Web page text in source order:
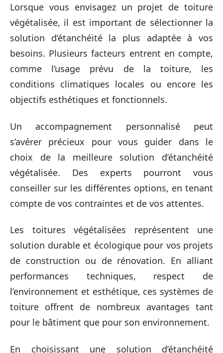
Lorsque vous envisagez un projet de toiture
végétalisée, il est important de sélectionner la
solution d’étanchéité la plus adaptée à vos
besoins. Plusieurs facteurs entrent en compte,
comme l’usage prévu de la toiture, les
conditions climatiques locales ou encore les
objectifs esthétiques et fonctionnels.
Un accompagnement personnalisé peut
s’avérer précieux pour vous guider dans le
choix de la meilleure solution d’étanchéité
végétalisée. Des experts pourront vous
conseiller sur les différentes options, en tenant
compte de vos contraintes et de vos attentes.
Les toitures végétalisées représentent une
solution durable et écologique pour vos projets
de construction ou de rénovation. En alliant
performances techniques, respect de
l’environnement et esthétique, ces systèmes de
toiture offrent de nombreux avantages tant
pour le bâtiment que pour son environnement.
En choisissant une solution d’étanchéité